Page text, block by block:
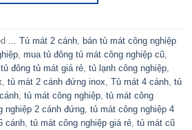
... Tủ mát 2 cánh bán tủ mát công nghiệp
mua tủ đông tủ mát công nghiệp cũ
đông tủ mát giá rẻ tủ lạnh công nghiệp
tủ mát 2 cánh đứng inox Tủ mát 4 cánh tủ
tủ mát công nghiệp tủ mát công
nghiệp 2 cánh đứng tủ mát công nghiệp 4
cánh tủ mát công nghiệp giá rẻ tủ mát cũ